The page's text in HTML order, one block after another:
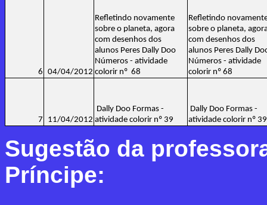
6 04/04/2012
Refletindo novamente
sobre o planeta, agora
com desenhos dos
alunos Peres Dally Doo
Números - atividade
colorir nº 68
Refletindo
sobre o planeta,
com desenhos dos
alunos Peres Dally
Números - atividade
colorir nº 68
7 11/04/2012
Dally Doo Formas -
atividade colorir nº 39
Dally Doo Formas -
atividade colorir nº 39
Sugestão da
Príncipe: